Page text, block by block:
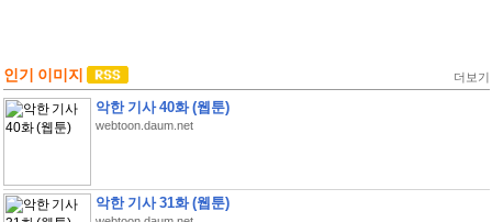
인기 이미지 더보기
악한 기사 40화 (웹툰)
webtoon.daum.net
악한 기사 31화 (웹툰)